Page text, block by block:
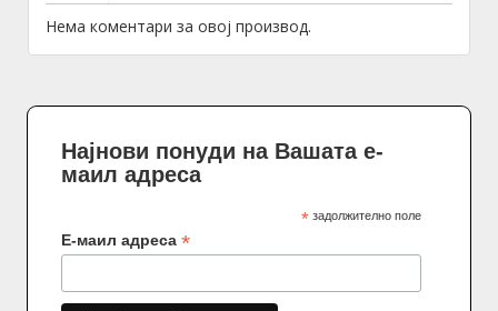
Нема коментари за овој производ.
Најнови понуди на Вашата е-
маил адреса
* задолжително поле
Е-маил адреса *